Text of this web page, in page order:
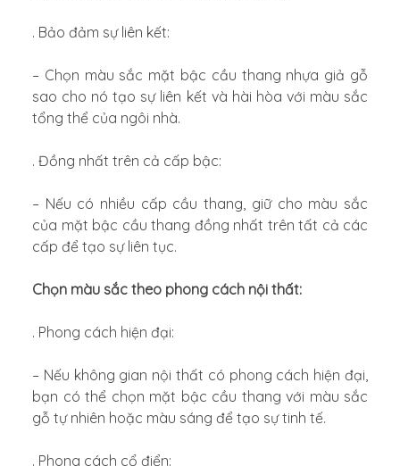
. Bảo đảm sự liên kết:
– Chọn màu sắc mặt bậc cầu thang nhựa giả gỗ
sao cho nó tạo sự liên kết và hài hòa với màu sắc
tổng thể của ngôi nhà.
. Đồng nhất trên cả cấp bậc:
– Nếu có nhiều cấp cầu thang, giữ cho màu sắc
của mặt bậc cầu thang đồng nhất trên tất cả các
cấp để tạo sự liên tục.
Chọn màu sắc theo phong cách nội thất:
. Phong cách hiện đại:
– Nếu không gian nội thất có phong cách hiện đại,
bạn có thể chọn mặt bậc cầu thang với màu sắc
gỗ tự nhiên hoặc màu sáng để tạo sự tinh tế.
. Phong cách cổ điển: